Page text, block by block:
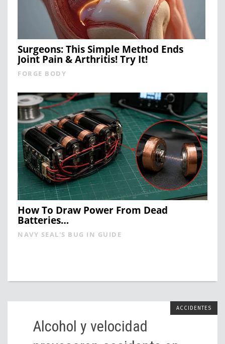
Surgeons: This Simple Method Ends
Joint Pain & Arthritis! Try It!
FORGE BODY
How To Draw Power From Dead
Batteries…
NAVY SEAL'S BUG IN GUIDE
ACCIDENTES
Alcohol y velocidad